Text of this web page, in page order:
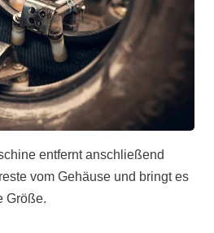
entfernt anschließend
vom Gehäuse und bringt es
Größe.